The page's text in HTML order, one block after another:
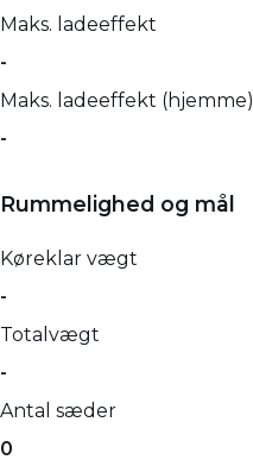
Maks. ladeeffekt
-
Maks. ladeeffekt (hjemme)
-
Rummelighed og mål
Køreklar vægt
-
Totalvægt
-
Antal sæder
0